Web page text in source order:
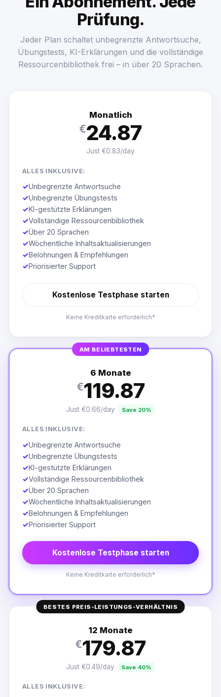
Prüfung.
Jeder Plan schaltet unbegrenzte Antwortsuche,
Übungstests, KI-Erklärungen und die vollständige
Ressourcenbibliothek frei – in über 20 Sprachen.
Monatlich
€24.87
Just €0.83/day
ALLES INKLUSIVE:
✓Unbegrenzte Antwortsuche
✓Unbegrenzte Übungstests
✓KI-gestützte Erklärungen
✓Vollständige Ressourcenbibliothek
✓Über 20 Sprachen
✓Wöchentliche Inhaltsaktualisierungen
✓Belohnungen & Empfehlungen
✓Priorisierter Support
Kostenlose Testphase starten
Keine Kreditkarte erforderlich*
AM BELIEBTESTEN
6 Monate
€119.87
Just €0.66/day Save 20%
ALLES INKLUSIVE:
✓Unbegrenzte Antwortsuche
✓Unbegrenzte Übungstests
✓KI-gestützte Erklärungen
✓Vollständige Ressourcenbibliothek
✓Über 20 Sprachen
✓Wöchentliche Inhaltsaktualisierungen
✓Belohnungen & Empfehlungen
✓Priorisierter Support
Kostenlose Testphase starten
Keine Kreditkarte erforderlich*
BESTES PREIS-LEISTUNGS-VERHÄLTNIS
12 Monate
€179.87
Just €0.49/day Save 40%
ALLES INKLUSIVE: